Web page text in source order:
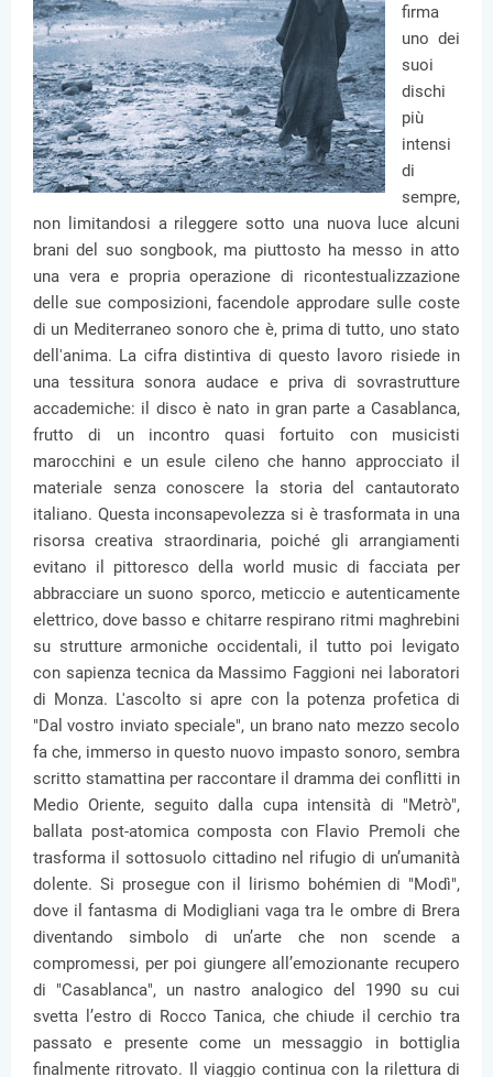
firma
uno dei
suoi
dischi
più
intensi
di
sempre,
non limitandosi a rileggere sotto una nuova luce alcuni
brani del suo songbook, ma piuttosto ha messo in atto
una vera e propria operazione di ricontestualizzazione
delle sue composizioni, facendole approdare sulle coste
di un Mediterraneo sonoro che è, prima di tutto, uno stato
dell'anima. La cifra distintiva di questo lavoro risiede in
una tessitura sonora audace e priva di sovrastrutture
accademiche: il disco è nato in gran parte a Casablanca,
frutto di un incontro quasi fortuito con musicisti
marocchini e un esule cileno che hanno approcciato il
materiale senza conoscere la storia del cantautorato
italiano. Questa inconsapevolezza si è trasformata in una
risorsa creativa straordinaria, poiché gli arrangiamenti
evitano il pittoresco della world music di facciata per
abbracciare un suono sporco, meticcio e autenticamente
elettrico, dove basso e chitarre respirano ritmi maghrebini
su strutture armoniche occidentali, il tutto poi levigato
con sapienza tecnica da Massimo Faggioni nei laboratori
di Monza. L'ascolto si apre con la potenza profetica di
"Dal vostro inviato speciale", un brano nato mezzo secolo
fa che, immerso in questo nuovo impasto sonoro, sembra
scritto stamattina per raccontare il dramma dei conflitti in
Medio Oriente, seguito dalla cupa intensità di "Metrò",
ballata post-atomica composta con Flavio Premoli che
trasforma il sottosuolo cittadino nel rifugio di un’umanità
dolente. Si prosegue con il lirismo bohémien di "Modì",
dove il fantasma di Modigliani vaga tra le ombre di Brera
diventando simbolo di un’arte che non scende a
compromessi, per poi giungere all’emozionante recupero
di "Casablanca", un nastro analogico del 1990 su cui
svetta l’estro di Rocco Tanica, che chiude il cerchio tra
passato e presente come un messaggio in bottiglia
finalmente ritrovato. Il viaggio continua con la rilettura di